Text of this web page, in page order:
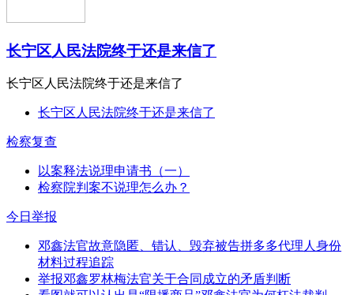
长宁区人民法院终于还是来信了
长宁区人民法院终于还是来信了
长宁区人民法院终于还是来信了
检察复查
以案释法说理申请书（一）
检察院判案不说理怎么办？
今日举报
邓鑫法官故意隐匿、错认、毁弃被告拼多多代理人身份
材料过程追踪
举报邓鑫罗林梅法官关于合同成立的矛盾判断